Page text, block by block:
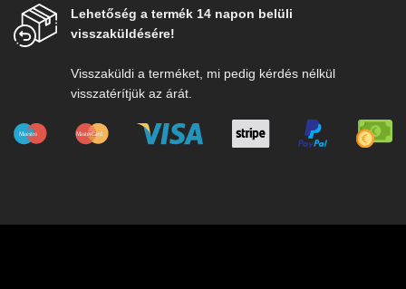
Lehetőség a termék 14 napon belüli
visszaküldésére!
Visszaküldi a terméket, mi pedig kérdés nélkül
visszatérítjük az árát.